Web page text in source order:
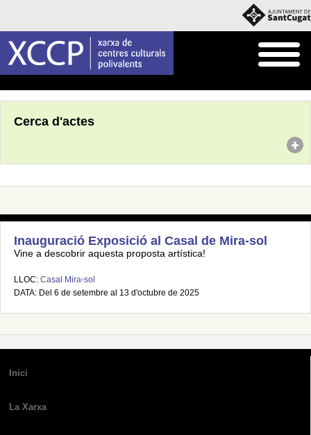
Cerca d'actes
Inauguració Exposició al Casal de Mira-sol
Vine a descobrir aquesta proposta artística!
LLOC: Casal Mira-sol
DATA: Del 6 de setembre al 13 d'octubre de 2025
Inici
La Xarxa